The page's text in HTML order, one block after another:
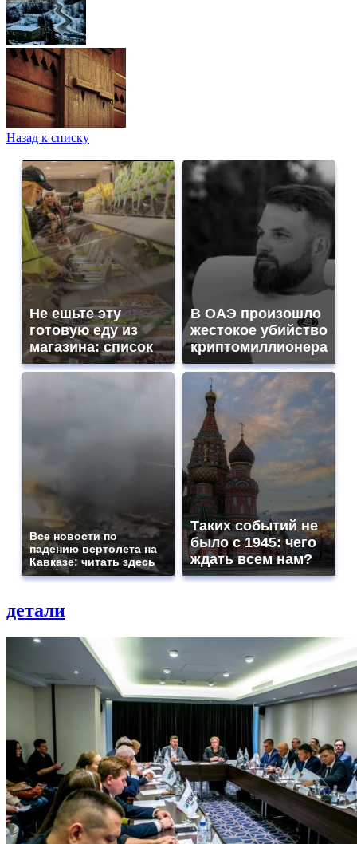
Назад к списку
Не ешьте эту
готовую еду из
магазина: список
В ОАЭ произошло
жестокое убийство
криптомиллионера
Все новости по
падению вертолета на
Кавказе: читать здесь
Таких событий не
было с 1945: чего
ждать всем нам?
детали